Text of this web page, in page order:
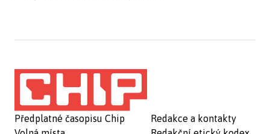
Předplatné časopisu Chip
Redakce a kontakty